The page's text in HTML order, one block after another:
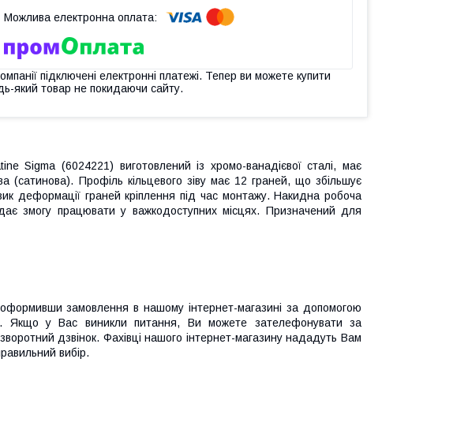
підключені електронні платежі. Тепер ви можете купити
який товар не покидаючи сайту.
Sigma (6024221) виготовлений із хромо-ванадієвої сталі, має
(сатинова). Профіль кільцевого зіву має 12 граней, що збільшує
деформації граней кріплення під час монтажу. Накидна робоча
змогу працювати у важкодоступних місцях. Призначений для
замовлення в нашому інтернет-магазині за допомогою
Якщо у Вас виникли питання, Ви можете зателефонувати за
дзвінок. Фахівці нашого інтернет-магазину нададуть Вам
вибір.